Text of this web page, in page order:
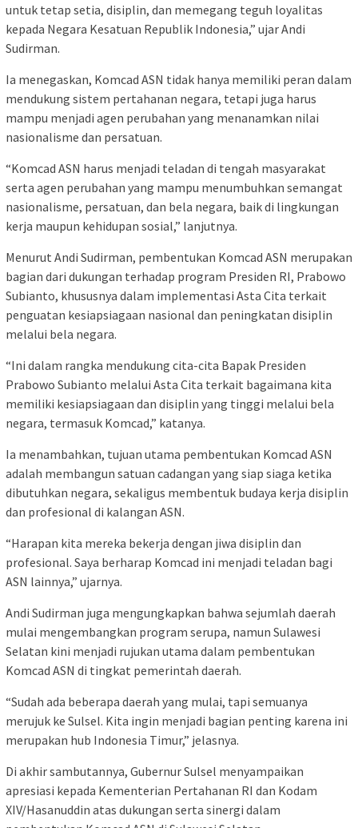
untuk tetap setia, disiplin, dan memegang teguh loyalitas
kepada Negara Kesatuan Republik Indonesia,” ujar Andi
Sudirman.
Ia menegaskan, Komcad ASN tidak hanya memiliki peran dalam
mendukung sistem pertahanan negara, tetapi juga harus
mampu menjadi agen perubahan yang menanamkan nilai
nasionalisme dan persatuan.
“Komcad ASN harus menjadi teladan di tengah masyarakat
serta agen perubahan yang mampu menumbuhkan semangat
nasionalisme, persatuan, dan bela negara, baik di lingkungan
kerja maupun kehidupan sosial,” lanjutnya.
Menurut Andi Sudirman, pembentukan Komcad ASN merupakan
bagian dari dukungan terhadap program Presiden RI, Prabowo
Subianto, khususnya dalam implementasi Asta Cita terkait
penguatan kesiapsiagaan nasional dan peningkatan disiplin
melalui bela negara.
“Ini dalam rangka mendukung cita-cita Bapak Presiden
Prabowo Subianto melalui Asta Cita terkait bagaimana kita
memiliki kesiapsiagaan dan disiplin yang tinggi melalui bela
negara, termasuk Komcad,” katanya.
Ia menambahkan, tujuan utama pembentukan Komcad ASN
adalah membangun satuan cadangan yang siap siaga ketika
dibutuhkan negara, sekaligus membentuk budaya kerja disiplin
dan profesional di kalangan ASN.
“Harapan kita mereka bekerja dengan jiwa disiplin dan
profesional. Saya berharap Komcad ini menjadi teladan bagi
ASN lainnya,” ujarnya.
Andi Sudirman juga mengungkapkan bahwa sejumlah daerah
mulai mengembangkan program serupa, namun Sulawesi
Selatan kini menjadi rujukan utama dalam pembentukan
Komcad ASN di tingkat pemerintah daerah.
“Sudah ada beberapa daerah yang mulai, tapi semuanya
merujuk ke Sulsel. Kita ingin menjadi bagian penting karena ini
merupakan hub Indonesia Timur,” jelasnya.
Di akhir sambutannya, Gubernur Sulsel menyampaikan
apresiasi kepada Kementerian Pertahanan RI dan Kodam
XIV/Hasanuddin atas dukungan serta sinergi dalam